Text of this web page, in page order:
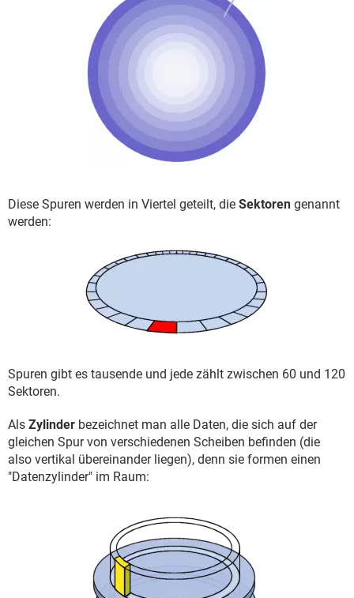
Diese Spuren werden in Viertel geteilt, die Sektoren genannt
werden:
Spuren gibt es tausende und jede zählt zwischen 60 und 120
Sektoren.
Als Zylinder bezeichnet man alle Daten, die sich auf der
gleichen Spur von verschiedenen Scheiben befinden (die
also vertikal übereinander liegen), denn sie formen einen
"Datenzylinder" im Raum: